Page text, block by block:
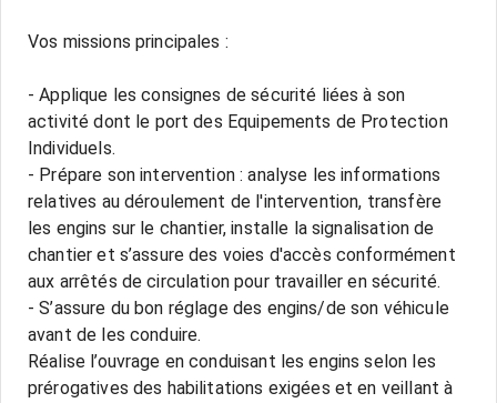
Vos missions principales :
- Applique les consignes de sécurité liées à son
activité dont le port des Equipements de Protection
Individuels.
- Prépare son intervention : analyse les informations
relatives au déroulement de l'intervention, transfère
les engins sur le chantier, installe la signalisation de
chantier et s’assure des voies d'accès conformément
aux arrêtés de circulation pour travailler en sécurité.
- S’assure du bon réglage des engins/de son véhicule
avant de les conduire.
Réalise l’ouvrage en conduisant les engins selon les
prérogatives des habilitations exigées et en veillant à